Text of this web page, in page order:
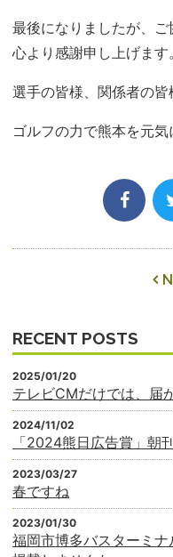
最後になりましたが、ご
心より感謝申し上げます。
選手の皆様、関係者の皆
ゴルフの力で熊本を元気
ビ
ゲー
ショ
ン
RECENT POSTS
2025/01/20
テレビCMだけでは、届
2024/11/02
「2024熊日広告賞」朝
2023/03/27
春ですね
2023/01/30
福岡市博多バスターミ